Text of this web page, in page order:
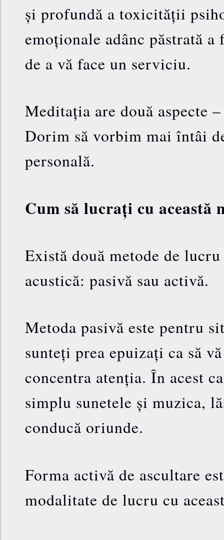
și profundă a toxicității
emoționale adânc păstrată
de a vă face un serviciu.
Meditația are două aspecte
Dorim să vorbim mai întâi
personală.
Cum să lucrați cu această
Există două metode de
acustică: pasivă sau activă.
Metoda pasivă este pentru
sunteți prea epuizați ca să
concentra atenția. În acest
simplu sunetele și muzica,
conducă oriunde.
Forma activă de ascultare
modalitate de lucru cu